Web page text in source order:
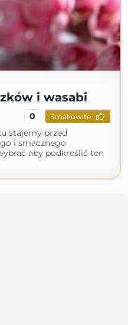
i wasabi
0 Smakowite
stajemy przed
i smacznego
aby podkreślić ten